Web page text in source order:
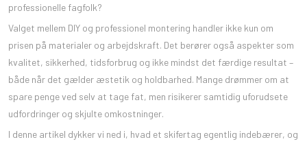
professionelle fagfolk?
Valget mellem DIY og professionel montering handler ikke kun om
prisen på materialer og arbejdskraft. Det berører også aspekter som
kvalitet, sikkerhed, tidsforbrug og ikke mindst det færdige resultat –
både når det gælder æstetik og holdbarhed. Mange drømmer om at
spare penge ved selv at tage fat, men risikerer samtidig uforudsete
udfordringer og skjulte omkostninger.
I denne artikel dykker vi ned i, hvad et skifertag egentlig indebærer, og